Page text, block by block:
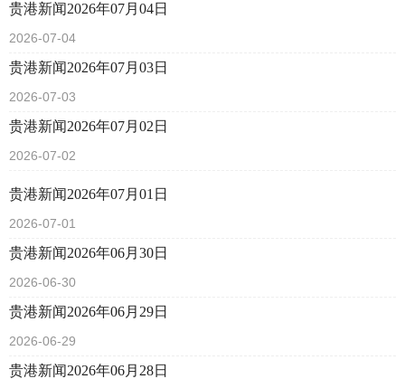
贵港新闻2026年07月04日
2026-07-04
贵港新闻2026年07月03日
2026-07-03
贵港新闻2026年07月02日
2026-07-02
贵港新闻2026年07月01日
2026-07-01
贵港新闻2026年06月30日
2026-06-30
贵港新闻2026年06月29日
2026-06-29
贵港新闻2026年06月28日